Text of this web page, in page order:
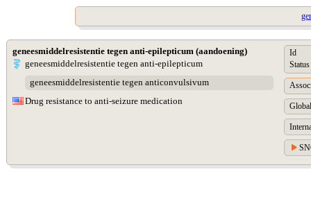
geneesmiddelresistentie tegen anti-epilepticum (aandoening)
geneesmiddelresistentie tegen anti-epilepticum
geneesmiddelresistentie tegen anticonvulsivum
Drug resistance to anti-seizure medication
Id
Status